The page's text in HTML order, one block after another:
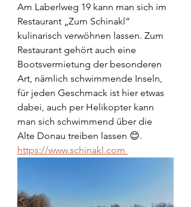
Am Laberlweg 19 kann man sich im
Restaurant „Zum Schinakl“
kulinarisch verwöhnen lassen. Zum
Restaurant gehört auch eine
Bootsvermietung der besonderen
Art, nämlich schwimmende Inseln,
für jeden Geschmack ist hier etwas
dabei, auch per Helikopter kann
man sich schwimmend über die
Alte Donau treiben lassen 😊.
https://www.schinakl.com